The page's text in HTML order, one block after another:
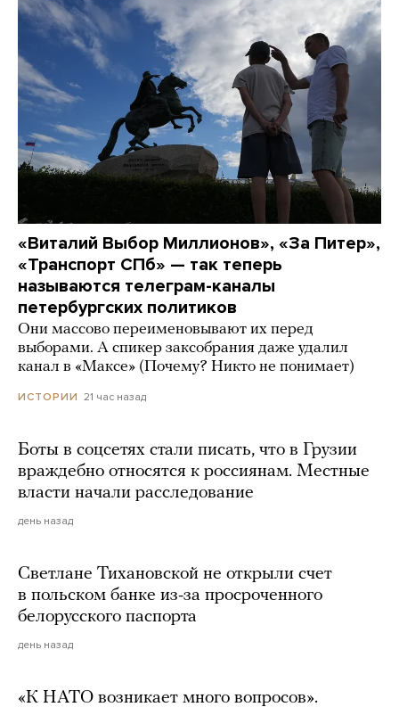
«Виталий Выбор Миллионов», «За Питер»,
«Транспорт СПб» — так теперь
называются телеграм-каналы
петербургских политиков
Они массово переименовывают их перед
выборами. А спикер заксобрания даже удалил
канал в «Максе» (Почему? Никто не понимает)
ИСТОРИИ 21 час назад
Боты в соцсетях стали писать, что в Грузии
враждебно относятся к россиянам. Местные
власти начали расследование
день назад
Светлане Тихановской не открыли счет
в польском банке из-за просроченного
белорусского паспорта
день назад
«К НАТО возникает много вопросов».